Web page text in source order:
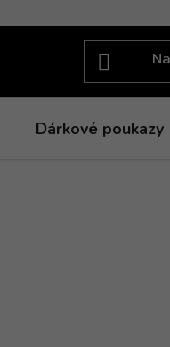
Dárkové poukazy